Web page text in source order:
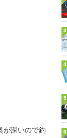
が深いので釣
3
4
5
6